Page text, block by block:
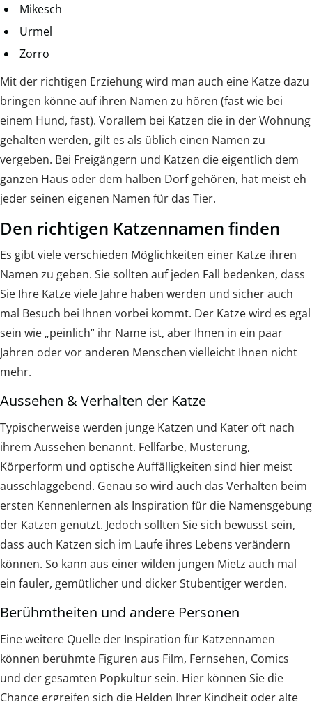
Mikesch
Urmel
Zorro
Mit der richtigen Erziehung wird man auch eine Katze dazu
bringen könne auf ihren Namen zu hören (fast wie bei
einem Hund, fast). Vorallem bei Katzen die in der Wohnung
gehalten werden, gilt es als üblich einen Namen zu
vergeben. Bei Freigängern und Katzen die eigentlich dem
ganzen Haus oder dem halben Dorf gehören, hat meist eh
jeder seinen eigenen Namen für das Tier.
Den richtigen Katzennamen finden
Es gibt viele verschieden Möglichkeiten einer Katze ihren
Namen zu geben. Sie sollten auf jeden Fall bedenken, dass
Sie Ihre Katze viele Jahre haben werden und sicher auch
mal Besuch bei Ihnen vorbei kommt. Der Katze wird es egal
sein wie „peinlich“ ihr Name ist, aber Ihnen in ein paar
Jahren oder vor anderen Menschen vielleicht Ihnen nicht
mehr.
Aussehen & Verhalten der Katze
Typischerweise werden junge Katzen und Kater oft nach
ihrem Aussehen benannt. Fellfarbe, Musterung,
Körperform und optische Auffälligkeiten sind hier meist
ausschlaggebend. Genau so wird auch das Verhalten beim
ersten Kennenlernen als Inspiration für die Namensgebung
der Katzen genutzt. Jedoch sollten Sie sich bewusst sein,
dass auch Katzen sich im Laufe ihres Lebens verändern
können. So kann aus einer wilden jungen Mietz auch mal
ein fauler, gemütlicher und dicker Stubentiger werden.
Berühmtheiten und andere Personen
Eine weitere Quelle der Inspiration für Katzennamen
können berühmte Figuren aus Film, Fernsehen, Comics
und der gesamten Popkultur sein. Hier können Sie die
Chance ergreifen sich die Helden Ihrer Kindheit oder alte